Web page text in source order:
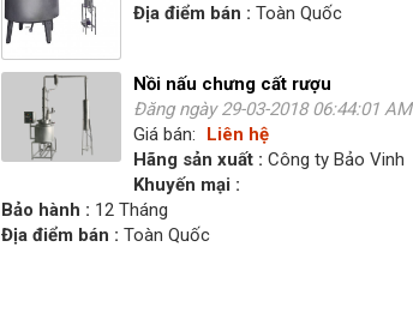
Địa điểm bán : Toàn Quốc
Nồi nấu chưng cất rượu
Đăng ngày 29-03-2018 06:44:01 AM
Giá bán:
Liên hệ
Hãng sản xuất : Công ty Bảo Vinh
Khuyến mại :
Bảo hành : 12 Tháng
Địa điểm bán : Toàn Quốc